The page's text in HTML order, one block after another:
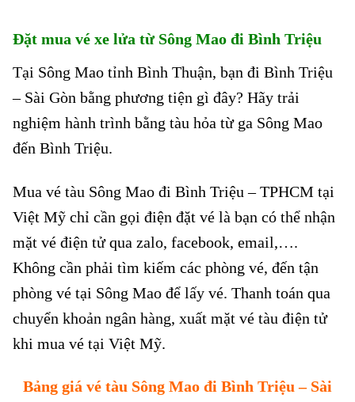
Đặt mua vé xe lửa từ Sông Mao đi Bình Triệu
Tại Sông Mao tỉnh Bình Thuận, bạn đi Bình Triệu
– Sài Gòn bằng phương tiện gì đây? Hãy trải
nghiệm hành trình bằng tàu hỏa từ ga Sông Mao
đến Bình Triệu.
Mua vé tàu Sông Mao đi Bình Triệu – TPHCM tại
Việt Mỹ chỉ cần gọi điện đặt vé là bạn có thể nhận
mặt vé điện tử qua zalo, facebook, email,….
Không cần phải tìm kiếm các phòng vé, đến tận
phòng vé tại Sông Mao để lấy vé. Thanh toán qua
chuyển khoản ngân hàng, xuất mặt vé tàu điện tử
khi mua vé tại Việt Mỹ.
Bảng giá vé tàu Sông Mao đi Bình Triệu – Sài